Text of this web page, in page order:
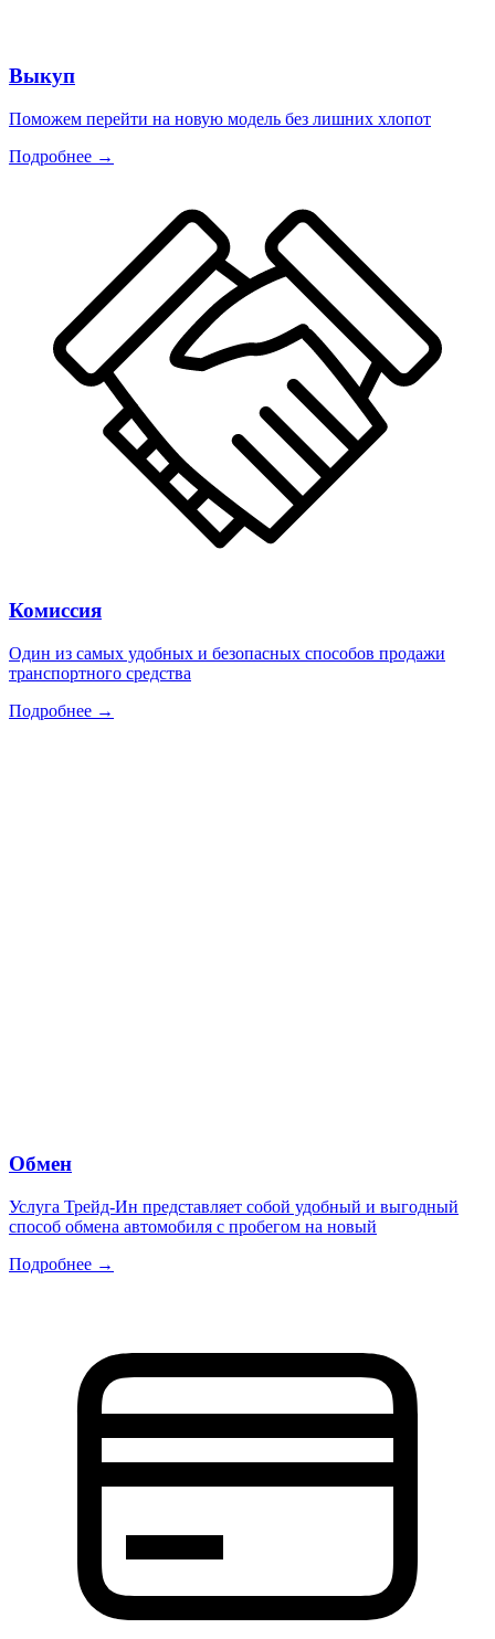
Выкуп
Поможем перейти на новую модель без лишних хлопот
Подробнее →
Комиссия
Один из самых удобных и безопасных способов продажи
транспортного средства
Подробнее →
Обмен
Услуга Трейд-Ин представляет собой удобный и выгодный
способ обмена автомобиля с пробегом на новый
Подробнее →